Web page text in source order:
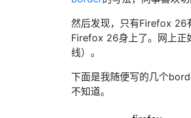
然后发现，只有Firefox 26
Firefox 26身上了。网上
线）。
下面是我随便写的几个
不知道。